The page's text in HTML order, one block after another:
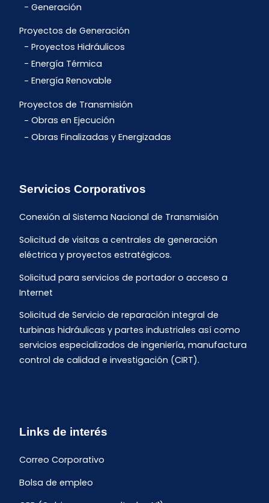
Generación
Proyectos de Generación
Proyectos Hidráulicos
Energía Térmica
Energía Renovable
Proyectos de Transmisión
Obras en Ejecución
Obras Finalizadas y Energizadas
Servicios Corporativos
Conexión al Sistema Nacional de Transmisión
Solicitud de visitas a centrales de generación
eléctrica y proyectos estratégicos.
Solicitud para servicios de portador o acceso a
Internet
Solicitud de Servicio de reparación integral de
turbinas hidráulicas y partes industriales así como
servicios especializados de ingeniería, manufactura
control de calidad e investigación (CIRT).
Links de interés
Correo Corporativo
Bolsa de empleo